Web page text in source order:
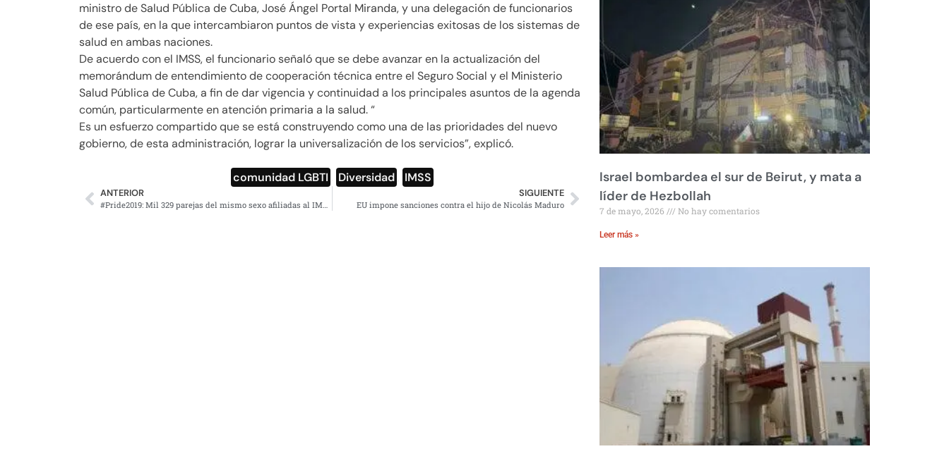
ministro de Salud Pública de Cuba, José Ángel Portal Miranda, y una delegación de funcionarios
de ese país, en la que intercambiaron puntos de vista y experiencias exitosas de los sistemas de
salud en ambas naciones.
De acuerdo con el IMSS, el funcionario señaló que se debe avanzar en la actualización del
memorándum de entendimiento de cooperación técnica entre el Seguro Social y el Ministerio
Salud Pública de Cuba, a fin de dar vigencia y continuidad a los principales asuntos de la agenda
común, particularmente en atención primaria a la salud. “
Es un esfuerzo compartido que se está construyendo como una de las prioridades del nuevo
gobierno, de esta administración, lograr la universalización de los servicios”, explicó.
comunidad LGBTI Diversidad IMSS
ANTERIOR
#Pride2019: Mil 329 parejas del mismo sexo afiliadas al IMSS
SIGUIENTE
EU impone sanciones contra el hijo de Nicolás Maduro
Israel bombardea el sur de Beirut, y mata a
líder de Hezbollah
7 de mayo, 2026 No hay comentarios
Leer más »